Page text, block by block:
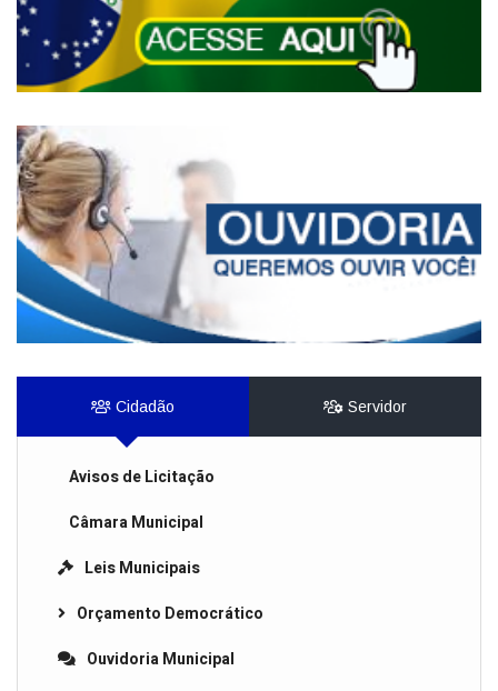
Cidadão Servidor
Avisos de Licitação
Câmara Municipal
Leis Municipais
Orçamento Democrático
Ouvidoria Municipal